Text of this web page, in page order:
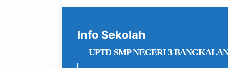
Info Sekolah
UPTD SMP NEGERI 3